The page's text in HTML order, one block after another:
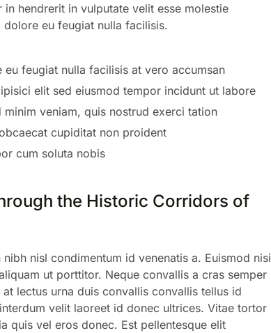
hendrerit in vulputate velit esse molestie
eu feugiat nulla facilisis.
eu feugiat nulla facilisis at vero accumsan
elit sed eiusmod tempor incidunt ut labore
minim veniam, quis nostrud exerci tation
cupiditat non proident
cum soluta nobis
the Historic Corridors of
nisl condimentum id venenatis a. Euismod nisi
ut porttitor. Neque convallis a cras semper
lectus urna duis convallis convallis tellus id
velit laoreet id donec ultrices. Vitae tortor
quis vel eros donec. Est pellentesque elit